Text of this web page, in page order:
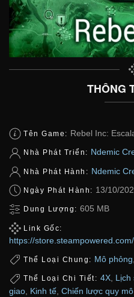
THÔNG
Tên Game: Rebel Inc:
Nhà Phát Triển: Ndemic
Nhà Phát Hành: Ndemic
Ngày Phát Hành: 13/10/
Dung Lượng: 605 MB
Link Gốc:
https://
Thể Loại Chung: Mô phỏng
Thể Loại Chi Tiết: 4X, Lịch
giao Kinh tế Chiến lược quy